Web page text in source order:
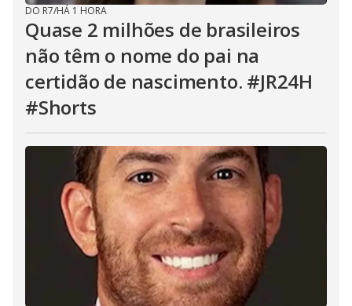
DO R7/HÁ 1 HORA
Quase 2 milhões de brasileiros
não têm o nome do pai na
certidão de nascimento. #JR24H
#Shorts